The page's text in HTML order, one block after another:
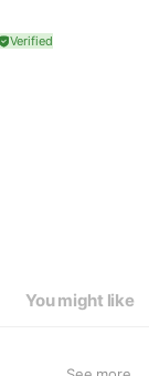
You might like